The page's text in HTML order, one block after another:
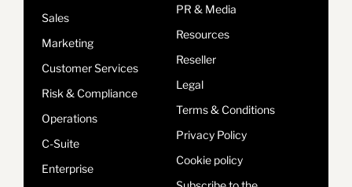
Sales
Marketing
Customer Services
Risk & Compliance
Operations
C-Suite
Enterprise
PR & Media
Resources
Reseller
Legal
Terms & Conditions
Privacy Policy
Cookie policy